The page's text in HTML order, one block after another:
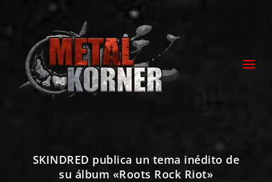
SKINDRED publica un tema inédito de
su álbum «Roots Rock Riot»